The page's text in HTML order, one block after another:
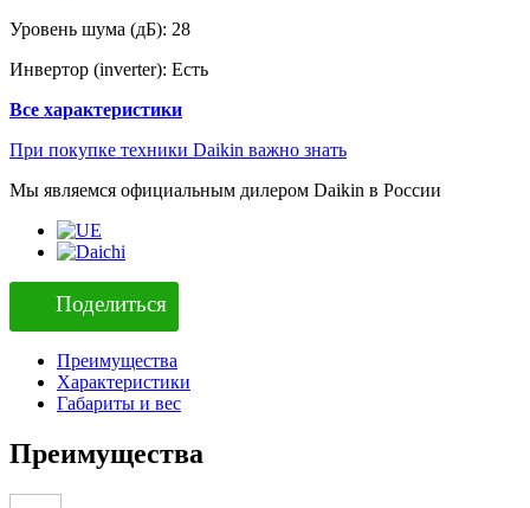
Уровень шума (дБ): 28
Инвертор (inverter): Есть
Все характеристики
При покупке техники Daikin важно знать
Мы являемся официальным дилером Daikin в России
Поделиться
Преимущества
Характеристики
Габариты и вес
Преимущества